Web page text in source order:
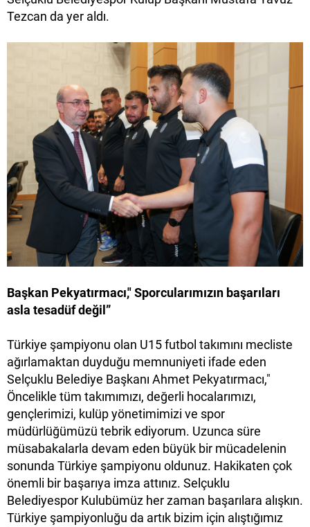
Tezcan da yer aldı.
Başkan Pekyatırmacı," Sporcularımızın başarıları
asla tesadüf değil”
Türkiye şampiyonu olan U15 futbol takımını mecliste
ağırlamaktan duyduğu memnuniyeti ifade eden
Selçuklu Belediye Başkanı Ahmet Pekyatırmacı,"
Öncelikle tüm takımımızı, değerli hocalarımızı,
gençlerimizi, kulüp yönetimimizi ve spor
müdürlüğümüzü tebrik ediyorum. Uzunca süre
müsabakalarla devam eden büyük bir mücadelenin
sonunda Türkiye şampiyonu oldunuz. Hakikaten çok
önemli bir başarıya imza attınız. Selçuklu
Belediyespor Kulubümüz her zaman başarılara alışkın.
Türkiye şampiyonluğu da artık bizim için alıştığımız